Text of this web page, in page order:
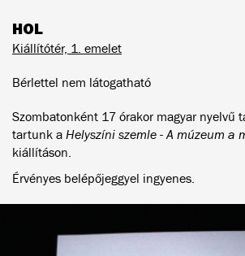
HOL
Kiállítótér, 1. emelet
Bérlettel nem látogatható
Szombatonként 17 órakor magyar nyelvű
tartunk a Helyszíni szemle - A múzeum a
kiállításon.
Érvényes belépőjeggyel ingyenes.